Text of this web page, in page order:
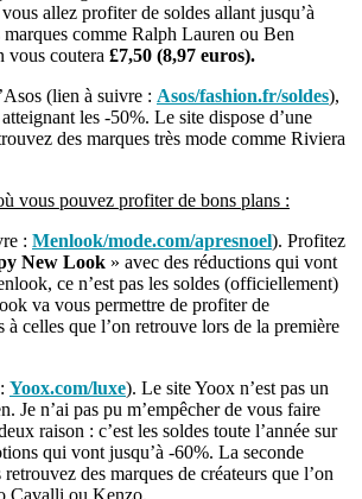
allez profiter de soldes allant jusqu’à
marques comme Ralph Lauren ou Ben
vous coutera £7,50 (8,97 euros).
(lien à suivre : Asos/fashion.fr/soldes),
les -50%. Le site dispose d’une
des marques très mode comme Riviera
vous pouvez profiter de bons plans :
: Menlook/mode.com/apresnoel). Profitez
New Look » avec des réductions qui vont
ce n’est pas les soldes (officiellement)
va vous permettre de profiter de
celles que l’on retrouve lors de la première
Yoox.com/luxe). Le site Yoox n’est pas un
Je n’ai pas pu m’empêcher de vous faire
raison : c’est les soldes toute l’année sur
qui vont jusqu’à -60%. La seconde
des marques de créateurs que l’on